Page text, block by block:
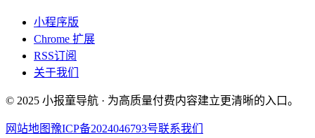
小程序版
Chrome 扩展
RSS订阅
关于我们
© 2025 小报童导航 · 为高质量付费内容建立更清晰的入口。
网站地图豫ICP备2024046793号联系我们